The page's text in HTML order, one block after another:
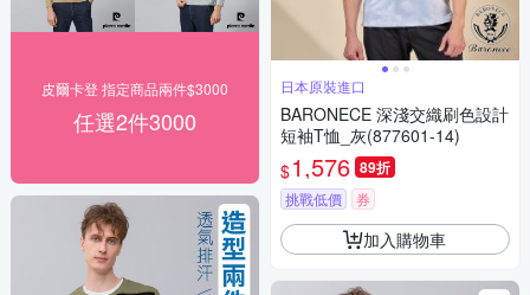
皮爾卡登 指定商品兩件$3000
任選2件3000
日本原裝進口
BARONECE 深淺交織刷色設計
短袖T恤_灰(877601-14)
$1,576 89折
挑戰低價 券
加入購物車